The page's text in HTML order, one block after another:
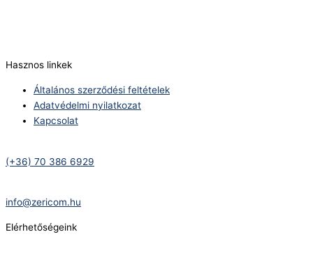
Hasznos linkek
Általános szerződési feltételek
Adatvédelmi nyilatkozat
Kapcsolat
(+36) 70 386 6929
info@zericom.hu
Elérhetőségeink